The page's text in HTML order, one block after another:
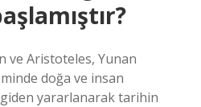
ve Aristoteles, Yunan
doğa ve insan
yararlanarak tarihin